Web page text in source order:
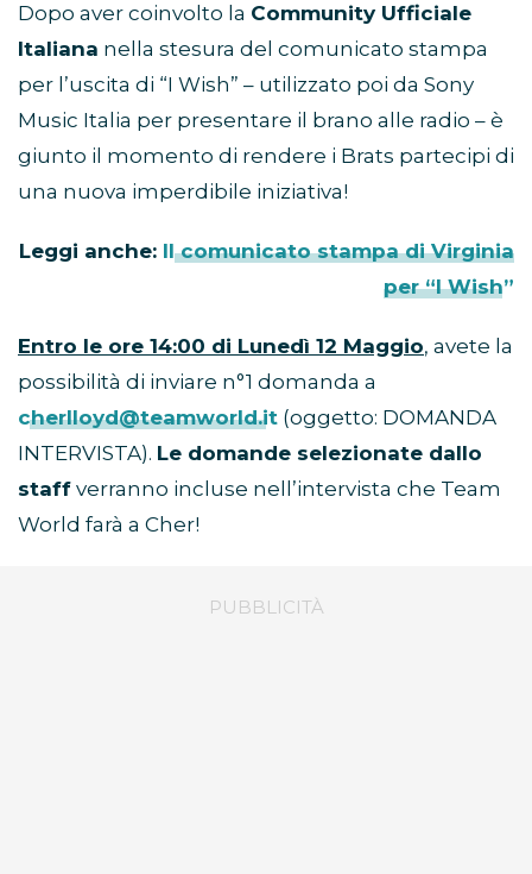
Dopo aver coinvolto la Community Ufficiale
Italiana nella stesura del comunicato stampa
per l’uscita di “I Wish” – utilizzato poi da Sony
Music Italia per presentare il brano alle radio – è
giunto il momento di rendere i Brats partecipi di
una nuova imperdibile iniziativa!
Leggi anche: Il comunicato stampa di Virginia
per “I Wish”
Entro le ore 14:00 di Lunedì 12 Maggio, avete la
possibilità di inviare n°1 domanda a
cherlloyd@teamworld.it (oggetto: DOMANDA
INTERVISTA). Le domande selezionate dallo
staff verranno incluse nell’intervista che Team
World farà a Cher!